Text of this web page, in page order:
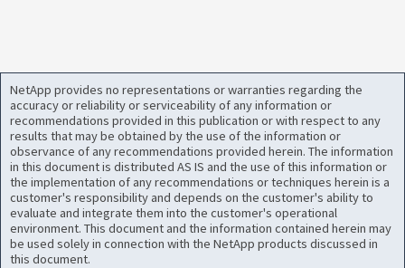
NetApp provides no representations or warranties regarding the
accuracy or reliability or serviceability of any information or
recommendations provided in this publication or with respect to any
results that may be obtained by the use of the information or
observance of any recommendations provided herein. The information
in this document is distributed AS IS and the use of this information or
the implementation of any recommendations or techniques herein is a
customer's responsibility and depends on the customer's ability to
evaluate and integrate them into the customer's operational
environment. This document and the information contained herein may
be used solely in connection with the NetApp products discussed in
this document.